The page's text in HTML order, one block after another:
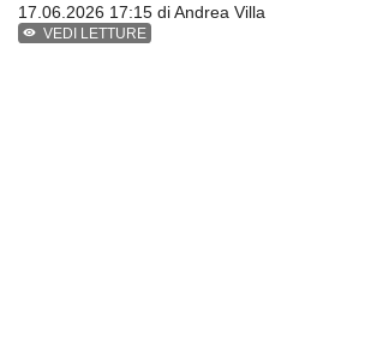
17.06.2026 17:15 diAndrea Villa
VEDI LETTURE